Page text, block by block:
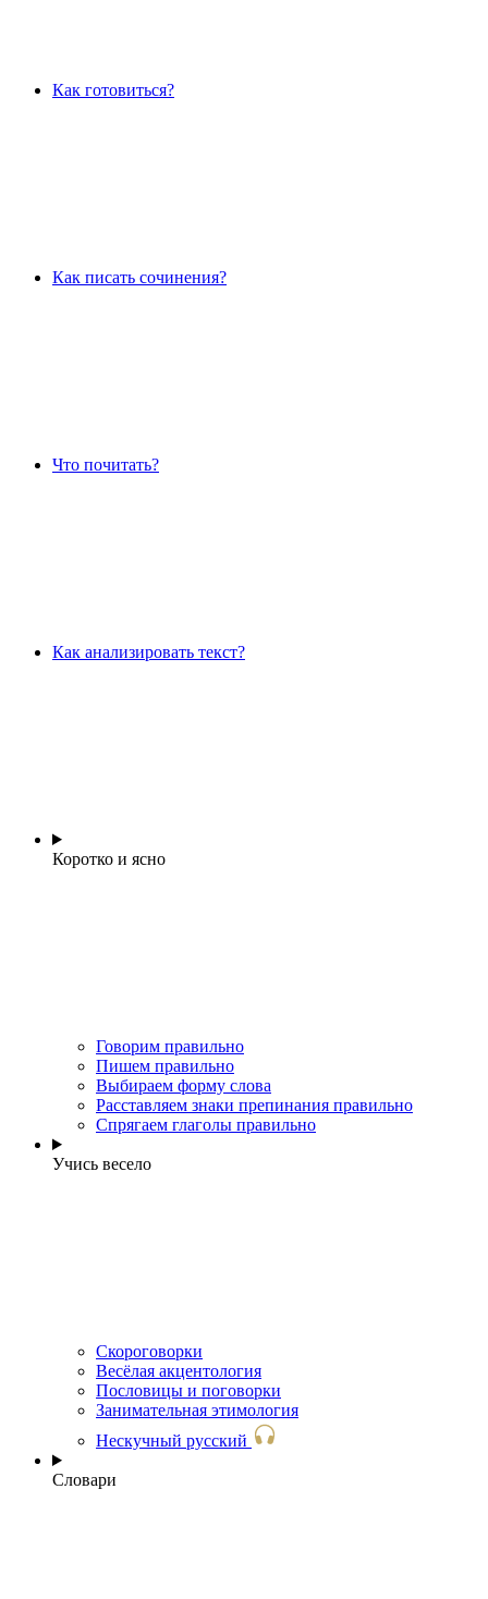
Как готовиться?
Как писать сочинения?
Что почитать?
Как анализировать текст?
Коротко и ясно
Говорим правильно
Пишем правильно
Выбираем форму слова
Расставляем знаки препинания правильно
Спрягаем глаголы правильно
Учись весело
Скороговорки
Весёлая акцентология
Пословицы и поговорки
Занимательная этимология
Нескучный русский
Словари